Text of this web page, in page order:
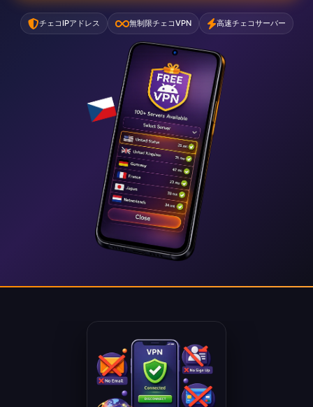
チェコIPアドレス 無制限チェコVPN 高速チェコサーバー